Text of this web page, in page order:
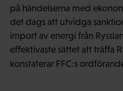
på händelserna med
det dags att utvidga
import av energi från
effektivaste sättet att träffa
konstaterar FFC:s